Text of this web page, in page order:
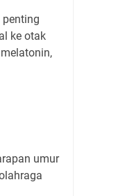
ke otak
umur